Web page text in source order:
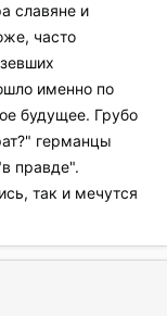
славяне и
часто
именно по
будущее. Грубо
германцы
правде".
так и мечутся